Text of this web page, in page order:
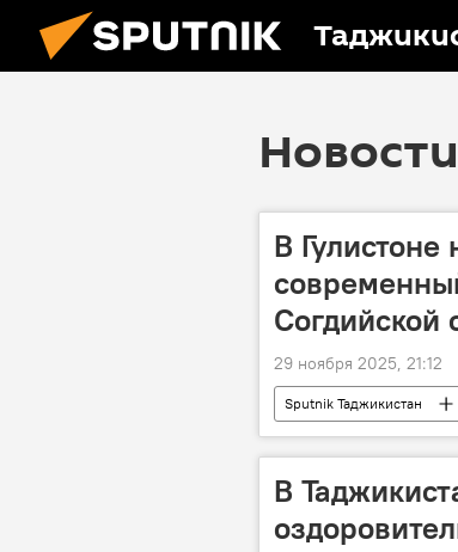
В
Согдийской
29 ноября 2025, 21:12
Sputnik Таджикистан
В